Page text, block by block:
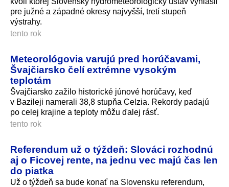
pre južné a západné okresy najvyšší, tretí stupeň
výstrahy.
tento rok
Meteorológovia varujú pred horúčavami,
Švajčiarsko čelí extrémne vysokým
teplotám
Švajčiarsko zažilo historické júnové horúčavy, keď
v Bazileji namerali 38,8 stupňa Celzia. Rekordy padajú
po celej krajine a teploty môžu ďalej rásť.
tento rok
Referendum už o týždeň: Slováci rozhodnú
aj o Ficovej rente, na jednu vec majú čas len
do piatka
Už o týždeň sa bude konať na Slovensku referendum,